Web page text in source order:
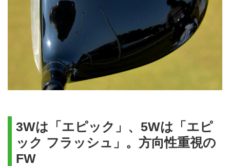
3Wは「エピック」、5Wは「エピ
ック フラッシュ」。方向性重視の
FW